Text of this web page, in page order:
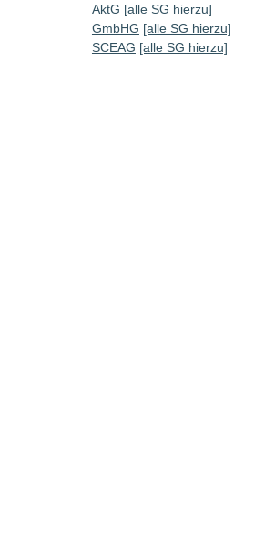
AktG [alle SG hierzu]
GmbHG [alle SG hierzu]
SCEAG [alle SG hierzu]